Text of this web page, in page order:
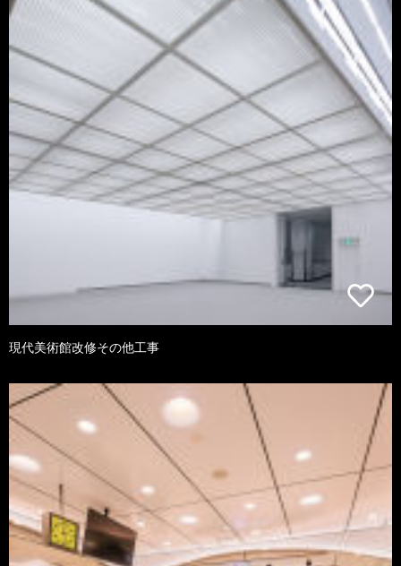
現代美術館改修その他工事